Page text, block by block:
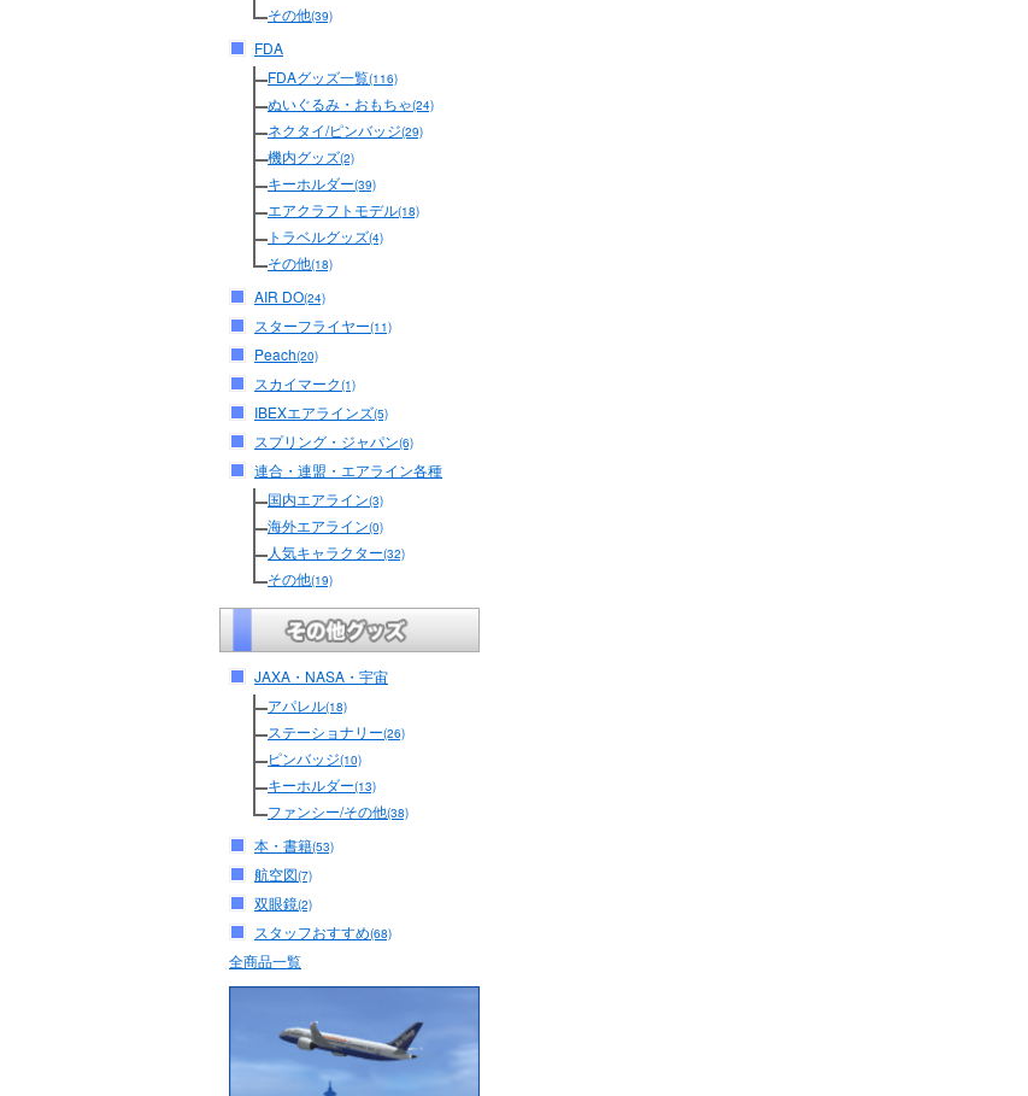
その他(39)
FDA
FDAグッズ一覧(116)
ぬいぐるみ・おもちゃ(24)
ネクタイ/ピンバッジ(29)
機内グッズ(2)
キーホルダー(39)
エアクラフトモデル(18)
トラベルグッズ(4)
その他(18)
AIR DO(24)
スターフライヤー(11)
Peach(20)
スカイマーク(1)
IBEXエアラインズ(5)
スプリング・ジャパン(6)
連合・連盟・エアライン各種
国内エアライン(3)
海外エアライン(0)
人気キャラクター(32)
その他(19)
JAXA・NASA・宇宙
アパレル(18)
ステーショナリー(26)
ピンバッジ(10)
キーホルダー(13)
ファンシー/その他(38)
本・書籍(53)
航空図(7)
双眼鏡(2)
スタッフおすすめ(68)
全商品一覧